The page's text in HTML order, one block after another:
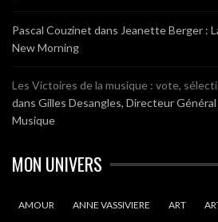
Pascal Couzinet dans Jeanette Berger :
New Morning
Les Victoires de la musique : vote,
dans Gilles Desangles, Directeur
Musique
MON UNIVERS
AMOUR ANNE VASSIVIERE ART